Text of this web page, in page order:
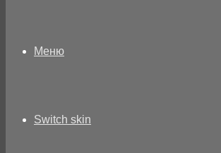
Меню
Switch skin